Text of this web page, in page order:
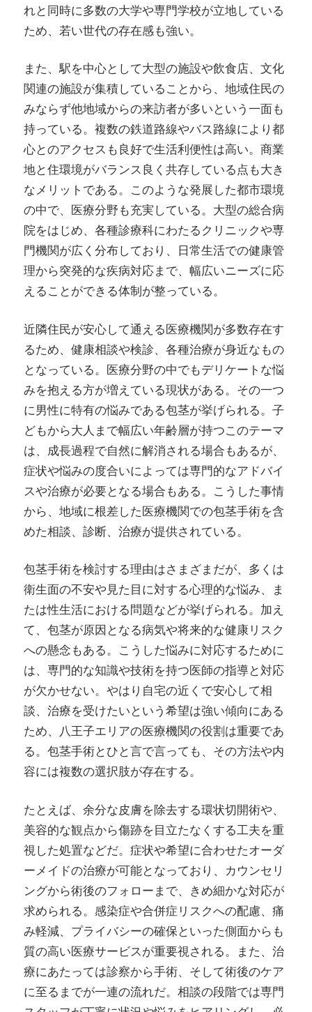
れと同時に多数の大学や専門学校が立地している
ため、若い世代の存在感も強い。
また、駅を中心として大型の施設や飲食店、文化
関連の施設が集積していることから、地域住民の
みならず他地域からの来訪者が多いという一面も
持っている。複数の鉄道路線やバス路線により都
心とのアクセスも良好で生活利便性は高い。商業
地と住環境がバランス良く共存している点も大き
なメリットである。このような発展した都市環境
の中で、医療分野も充実している。大型の総合病
院をはじめ、各種診療科にわたるクリニックや専
門機関が広く分布しており、日常生活での健康管
理から突発的な疾病対応まで、幅広いニーズに応
えることができる体制が整っている。
近隣住民が安心して通える医療機関が多数存在す
るため、健康相談や検診、各種治療が身近なもの
となっている。医療分野の中でもデリケートな悩
みを抱える方が増えている現状がある。その一つ
に男性に特有の悩みである包茎が挙げられる。子
どもから大人まで幅広い年齢層が持つこのテーマ
は、成長過程で自然に解消される場合もあるが、
症状や悩みの度合いによっては専門的なアドバイ
スや治療が必要となる場合もある。こうした事情
から、地域に根差した医療機関での包茎手術を含
めた相談、診断、治療が提供されている。
包茎手術を検討する理由はさまざまだが、多くは
衛生面の不安や見た目に対する心理的な悩み、ま
たは性生活における問題などが挙げられる。加え
て、包茎が原因となる病気や将来的な健康リスク
への懸念もある。こうした悩みに対応するために
は、専門的な知識や技術を持つ医師の指導と対応
が欠かせない。やはり自宅の近くで安心して相
談、治療を受けたいという希望は強い傾向にある
ため、八王子エリアの医療機関の役割は重要であ
る。包茎手術とひと言で言っても、その方法や内
容には複数の選択肢が存在する。
たとえば、余分な皮膚を除去する環状切開術や、
美容的な観点から傷跡を目立たなくする工夫を重
視した処置などだ。症状や希望に合わせたオーダ
ーメイドの治療が可能となっており、カウンセリ
ングから術後のフォローまで、きめ細かな対応が
求められる。感染症や合併症リスクへの配慮、痛
み軽減、プライバシーの確保といった側面からも
質の高い医療サービスが重要視される。また、治
療にあたっては診察から手術、そして術後のケア
に至るまでが一連の流れだ。相談の段階では専門